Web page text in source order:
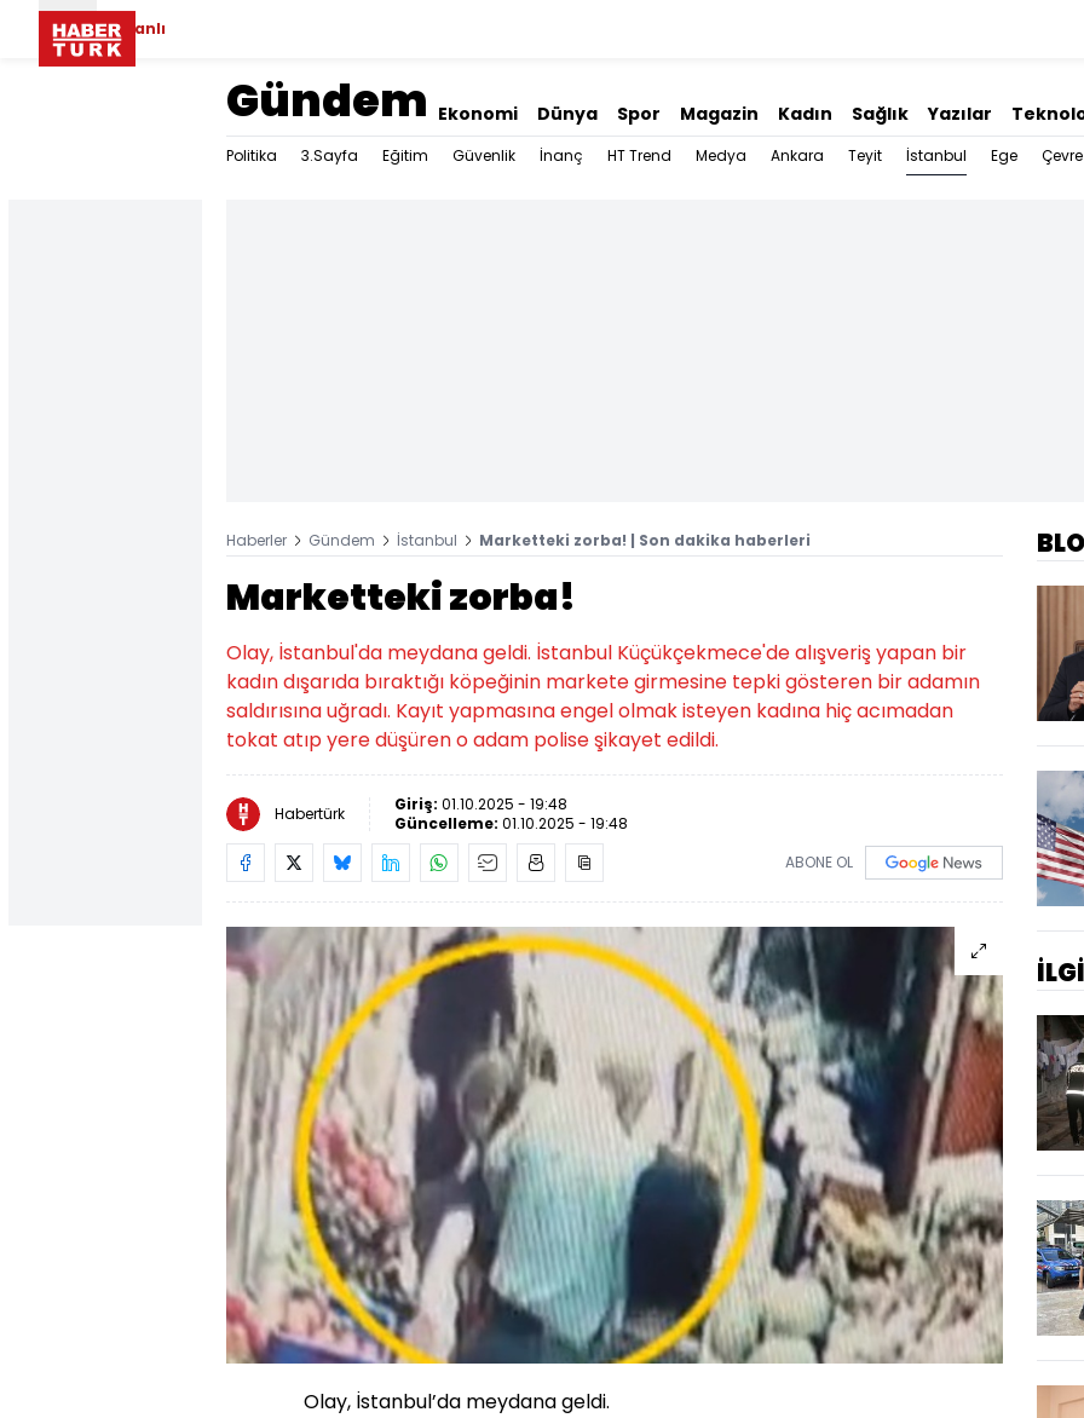
Canlı
Gündem Ekonomi Dünya Spor Magazin Kadın Sağlık Yazılar
Politika 3.Sayfa Eğitim Güvenlik İnanç HT Trend Medya Ankara Teyit İstanbul Ege Çevre
Haberler Gündem İstanbul Marketteki zorba! | Son dakika haberleri
Marketteki zorba!
Olay, İstanbul'da meydana geldi. İstanbul Küçükçekmece'de alışveriş yapan bir
kadın dışarıda bıraktığı köpeğinin markete girmesine tepki gösteren bir adamın
saldırısına uğradı. Kayıt yapmasına engel olmak isteyen kadına hiç acımadan
tokat atıp yere düşüren o adam polise şikayet edildi.
Habertürk Giriş: 01.10.2025 - 19:48
Güncelleme: 01.10.2025 - 19:48
ABONE OL
Olay, İstanbul’da meydana geldi.